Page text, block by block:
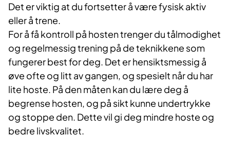
Det er viktig at du fortsetter å være fysisk aktiv
eller å trene.
For å få kontroll på hosten trenger du tålmodighet
og regelmessig trening på de teknikkene som
fungerer best for deg. Det er hensiktsmessig å
øve ofte og litt av gangen, og spesielt når du har
lite hoste. På den måten kan du lære deg å
begrense hosten, og på sikt kunne undertrykke
og stoppe den. Dette vil gi deg mindre hoste og
bedre livskvalitet.